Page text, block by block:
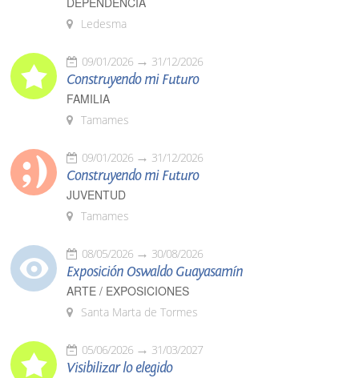
Ledesma
09/01/2026 31/12/2026
Construyendo mi Futuro
FAMILIA
Tamames
09/01/2026 31/12/2026
Construyendo mi Futuro
JUVENTUD
Tamames
08/05/2026 30/08/2026
Exposición Oswaldo Guayasamín
ARTE / EXPOSICIONES
Santa Marta de Tormes
05/06/2026 31/03/2027
Visibilizar lo elegido